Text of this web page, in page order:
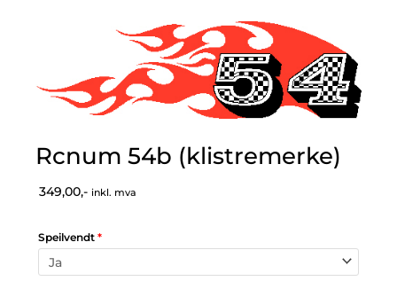
Rcnum 54b (klistremerke)
349,00,- inkl. mva
Speilvendt *